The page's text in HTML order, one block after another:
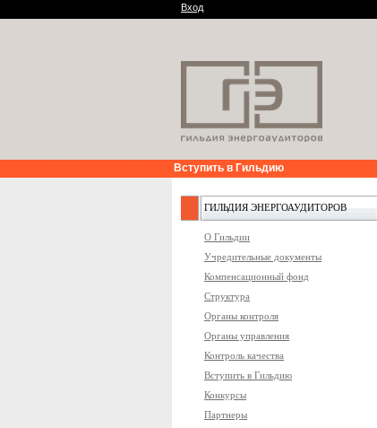
Вход
Вступить в Гильдию
ГИЛЬДИЯ ЭНЕРГОАУДИТОРОВ
О Гильдии
Учредительные документы
Компенсационный фонд
Структура
Органы контроля
Органы управления
Контроль качества
Вступить в Гильдию
Конкурсы
Партнеры